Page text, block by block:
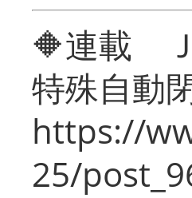
🔶連載
特殊自動
https://
25/